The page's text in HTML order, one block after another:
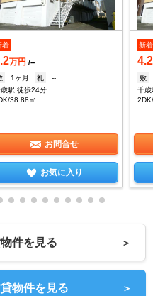
着
万円 /--
1ヶ月 礼
--
歳駅 徒歩24分
38.88㎡
お問合せ
お気に入り
新着
4.2
敷
千
件を見る ＞
物件を見る ＞